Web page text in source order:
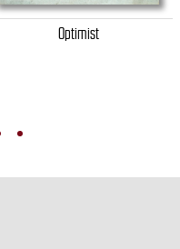
Optimist